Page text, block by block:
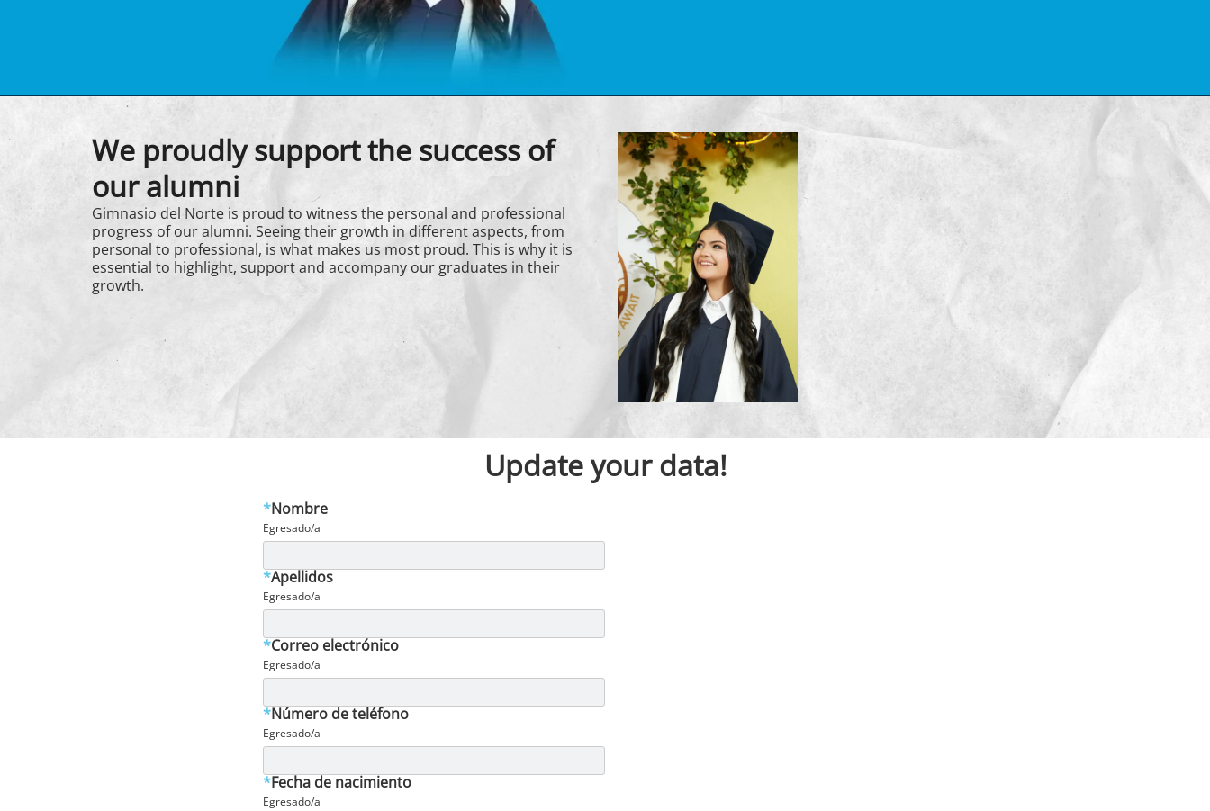
We proudly support the success of
our alumni
Gimnasio del Norte is proud to witness the personal and professional
progress of our alumni. Seeing their growth in different aspects, from
personal to professional, is what makes us most proud. This is why it is
essential to highlight, support and accompany our graduates in their
growth.
Update your data!
Nombre
*
Egresado/a
Apellidos
*
Egresado/a
Correo electrónico
*
Egresado/a
Número de teléfono
*
Egresado/a
Fecha de nacimiento
*
Egresado/a